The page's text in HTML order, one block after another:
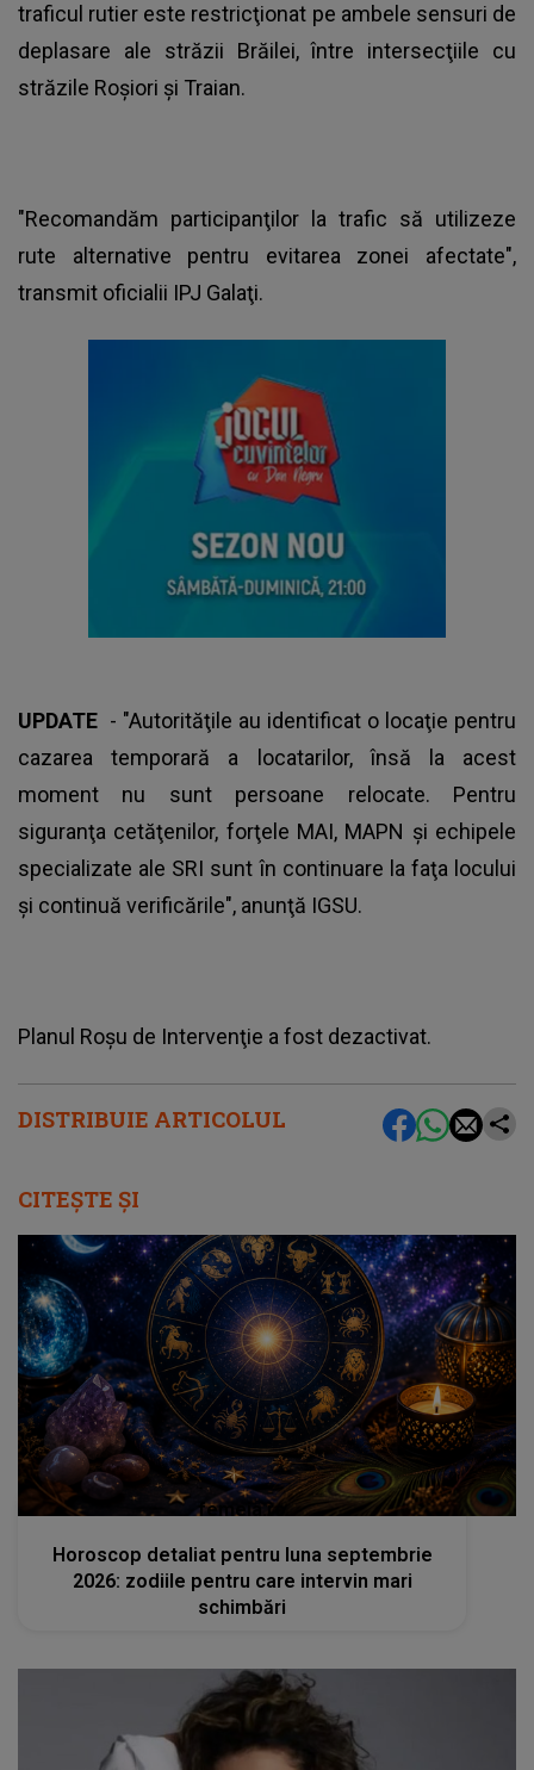
DISTRIBUIE ARTICOLUL
traficul rutier este restricţionat pe ambele sensuri de
deplasare ale străzii Brăilei, între intersecţiile cu
străzile Roşiori şi Traian.
"Recomandăm participanţilor la trafic să utilizeze
rute alternative pentru evitarea zonei afectate",
transmit oficialii IPJ Galaţi.
UPDATE - "Autorităţile au identificat o locaţie pentru
cazarea temporară a locatarilor, însă la acest
moment nu sunt persoane relocate. Pentru
siguranţa cetăţenilor, forţele MAI, MAPN şi echipele
specializate ale SRI sunt în continuare la faţa locului
şi continuă verificările", anunţă IGSU.
Planul Roşu de Intervenţie a fost dezactivat.
CITEȘTE ȘI
femeia.ro
Horoscop detaliat pentru luna septembrie
2026: zodiile pentru care intervin mari
schimbări